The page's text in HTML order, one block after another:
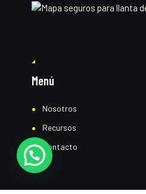
Menú
Nosotros
Recursos
Contacto